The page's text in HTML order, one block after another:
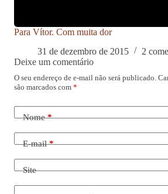
Para Vítor. Com muita dor
31 de dezembro de 2015
2
Deixe um comentário
O seu endereço de e-mail não será publicado.
são marcados com *
Nome*
E-mail*
Site